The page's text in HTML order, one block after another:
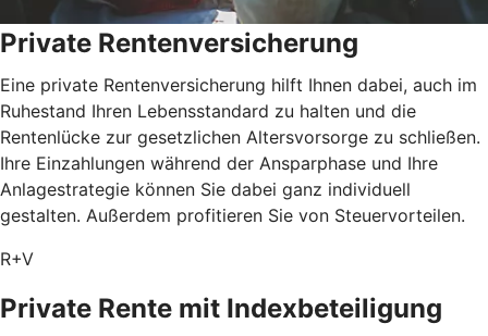
Private Rentenversicherung
Eine private Rentenversicherung hilft Ihnen dabei, auch im
Ruhestand Ihren Lebensstandard zu halten und die
Rentenlücke zur gesetzlichen Altersvorsorge zu schließen.
Ihre Einzahlungen während der Ansparphase und Ihre
Anlagestrategie können Sie dabei ganz individuell
gestalten. Außerdem profitieren Sie von Steuervorteilen.
R+V
Private Rente mit Index­beteiligung